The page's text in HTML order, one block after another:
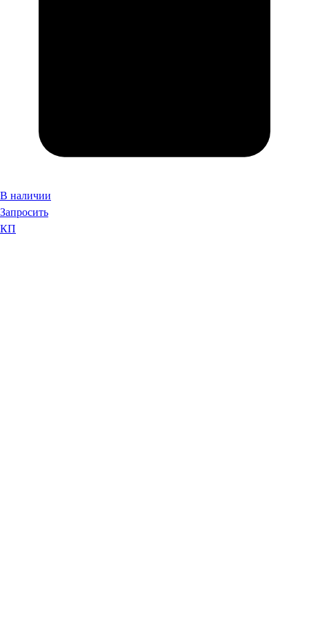
В наличии
Запросить
КП